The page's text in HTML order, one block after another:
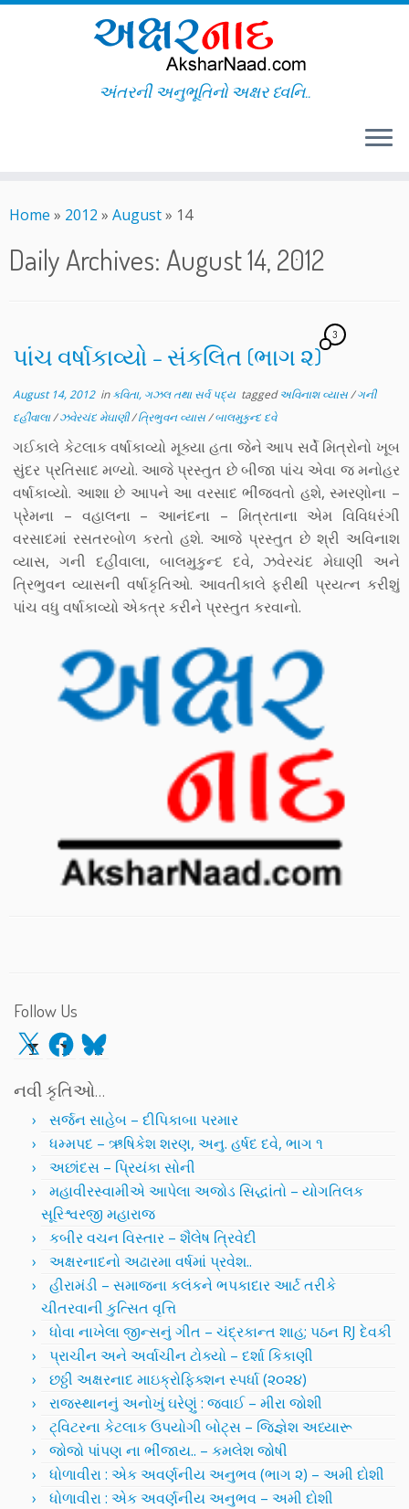
to
અંતરની અનુભૂતિનો અક્ષર ધ્વનિ..
Home » 2012 » August» 14
Daily Archives: August 14, 2012
પાંચ વર્ષાકાવ્યો – સંકલિત (ભાગ ૨)
3
August 14, 2012inકવિતા, ગઝલ તથા સર્વ પદ્ય taggedઅવિનાશ વ્યાસ/ગની
દહીંવાલા/ઝવેરચંદ મેઘાણી/ત્રિભુવન વ્યાસ/બાલમુકુન્દ દવે
ગઈકાલે કેટલાક વર્ષાકાવ્યો મૂક્યા હતા જેને આપ સર્વે મિત્રોનો ખૂબ
સુંદર પ્રતિસાદ મળ્યો. આજે પ્રસ્તુત છે બીજા પાંચ એવા જ મનોહર
વર્ષાકાવ્યો. આશા છે આપને આ વરસાદ ભીંજવતો હશે, સ્મરણોના –
પ્રેમના – વહાલના – આનંદના – મિત્રતાના એમ વિવિધરંગી
વરસાદમાં રસતરબોળ કરતો હશે. આજે પ્રસ્તુત છે શ્રી અવિનાશ
વ્યાસ, ગની દહીંવાલા, બાલમુકુન્દ દવે, ઝવેરચંદ મેઘાણી અને
ત્રિભુવન વ્યાસની વર્ષાકૃતિઓ. આવતીકાલે ફરીથી પ્રયત્ન કરીશું
પાંચ વધુ વર્ષાકાવ્યો એકત્ર કરીને પ્રસ્તુત કરવાનો.
Follow Us
X Facebook
Bluesky
નવી કૃતિઓ…
સર્જન સાહેબ – દીપિકાબા પરમાર
ધમ્મપદ – ઋષિકેશ શરણ, અનુ. હર્ષદ દવે, ભાગ ૧
અછાંદસ – પ્રિયંકા સોની
મહાવીરસ્વામીએ આપેલા અજોડ સિદ્ધાંતો – યોગતિલક
સૂરિશ્વરજી મહારાજ
કબીર વચન વિસ્તાર – શૈલેષ ત્રિવેદી
અક્ષરનાદનો અઢારમા વર્ષમાં પ્રવેશ..
હીરામંડી – સમાજના કલંકને ભપકાદાર આર્ટ તરીકે
ચીતરવાની કુત્સિત વૃત્તિ
ધોવા નાખેલા જીન્સનું ગીત – ચંદ્રકાન્ત શાહ; પઠન RJ દેવકી
પ્રાચીન અને અર્વાચીન ટોક્યો – દર્શા કિકાણી
છઠ્ઠી અક્ષરનાદ માઇક્રોફિક્શન સ્પર્ધા (૨૦૨૪)
રાજસ્થાનનું અનોખું ઘરેણું : જવાઈ – મીરા જોશી
ટ્વિટરના કેટલાક ઉપયોગી બોટ્સ – જિજ્ઞેશ અધ્યારૂ
જોજો પાંપણ ના ભીંજાય.. – કમલેશ જોષી
ધોળાવીરા : એક અવર્ણનીય અનુભવ (ભાગ ૨) – અમી દોશી
ધોળાવીરા : એક અવર્ણનીય અનુભવ – અમી દોશી